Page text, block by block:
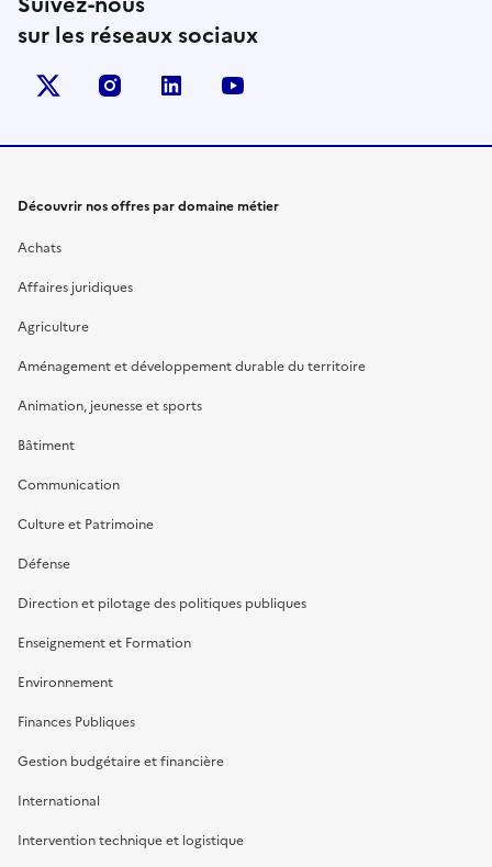
sur les réseaux sociaux
X (anciennement Twitter)
instagramlinkedin
Découvrir nos offres par domaine métier
Achats
Affaires juridiques
Agriculture
Aménagement et développement durable du territoire
Animation, jeunesse et sports
Bâtiment
Communication
Culture et Patrimoine
Défense
Direction et pilotage des politiques publiques
Enseignement et Formation
Environnement
Finances Publiques
Gestion budgétaire et financière
International
Intervention technique et logistique